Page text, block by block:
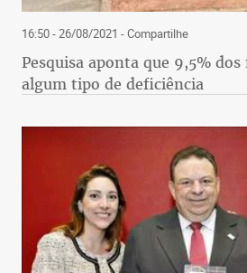
16:50 - 26/08/2021 - Compartilhe
Pesquisa aponta que 9,5%
algum tipo de deficiência